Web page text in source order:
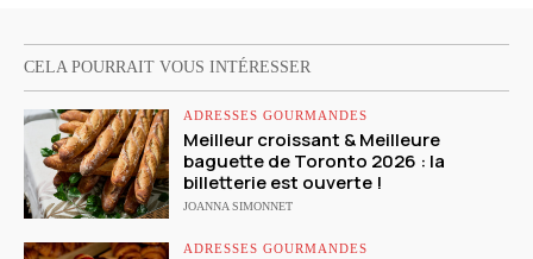
CELA POURRAIT VOUS INTÉRESSER
ADRESSES GOURMANDES
Meilleur croissant & Meilleure
baguette de Toronto 2026 : la
billetterie est ouverte !
JOANNA SIMONNET
ADRESSES GOURMANDES